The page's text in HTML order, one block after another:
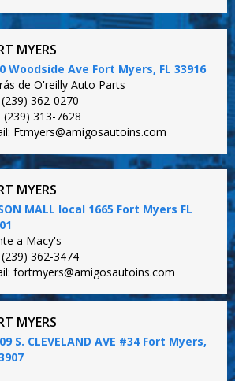
MYERS
Woodside Ave Fort Myers, FL 33916
de O'reilly Auto Parts
362-0270
(239) 313-7628
Ftmyers@amigosautoins.com
MYERS
MALL local 1665 Fort Myers FL
a Macy's
362-3474
fortmyers@amigosautoins.com
MYERS
S. CLEVELAND AVE #34 Fort Myers,